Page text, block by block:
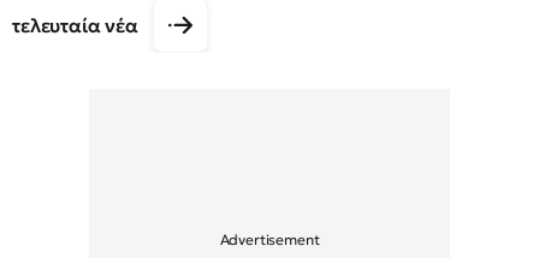
τελευταία νέα